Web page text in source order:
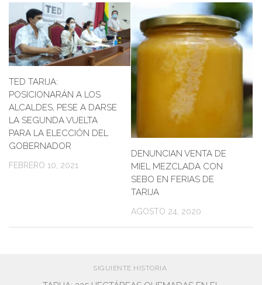
TED TARIJA:
POSICIONARÁN A LOS
ALCALDES, PESE A DARSE
LA SEGUNDA VUELTA
PARA LA ELECCIÓN DEL
GOBERNADOR
FEBRERO 10, 2021
DENUNCIAN VENTA DE
MIEL MEZCLADA CON
SEBO EN FERIAS DE
TARIJA
AGOSTO 24, 2020
SIGUIENTE HISTORIA